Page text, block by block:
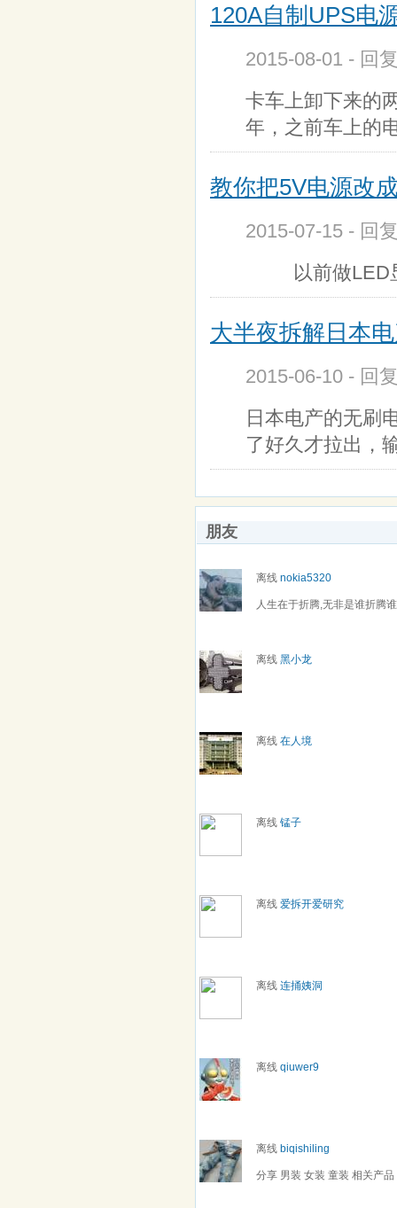
120A自制UPS电
2015-08-01 - 回
卡车上卸下来的
年，之前车上的
教你把5V电源改
2015-07-15 - 回
以前做LED显
大半夜拆解日本
2015-06-10 - 回
日本电产的无刷
了好久才拉出，
朋友
离线 nokia5320
人生在于折腾,无非是谁折腾
离线 黑小龙
离线 在人境
离线 锰子
离线 爱拆开爱研究
离线 连捅姨洞
离线 qiuwer9
离线 biqishiling
分享 男装 女装 童装 相关产品